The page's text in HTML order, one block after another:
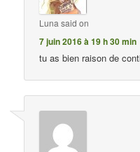
Luna said on
7 juin 2016 à 19 h 30 min
tu as bien raison de